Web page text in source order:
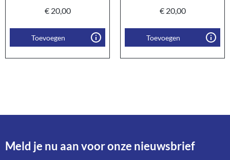
€20,00
Toevoegen
€20,00
Toevoegen
Meld je nu aan voor onze nieuwsbrief​